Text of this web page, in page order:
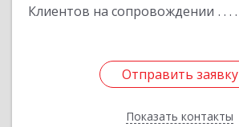
Клиентов на сопровождении
Отправить заявку
Показать контакты
Отправить заявку
Назад